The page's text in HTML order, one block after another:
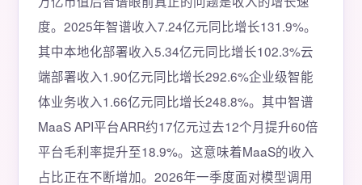
度。2025年智谱收入7.24亿元同比增长131.9%。
其中本地化部署收入5.34亿元同比增长102.3%云
端部署收入1.90亿元同比增长292.6%企业级智能
体业务收入1.66亿元同比增长248.8%。其中智谱
MaaS API平台ARR约17亿元过去12个月提升60倍
平台毛利率提升至18.9%。这意味着MaaS的收入
占比正在不断增加。2026年一季度面对模型调用